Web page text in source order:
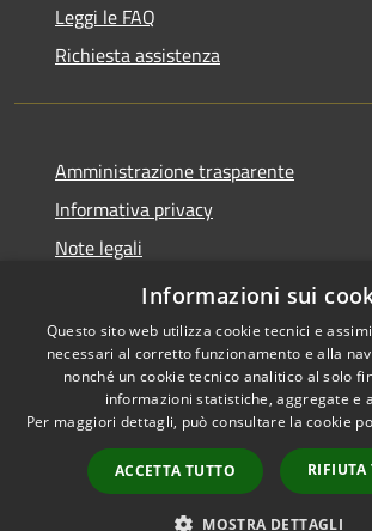
Leggi le FAQ
Richiesta assistenza
Amministrazione trasparente
Informativa privacy
Note legali
Dichiarazione di accessibilità
Accessibilità
Copyright
Celenza
by
Informazioni sui
Questo sito web utilizza cookie tecnici e
necessari al corretto funzionamento e alla
nonché un cookie tecnico analitico al solo
informazioni statistiche, aggregate e
Per maggiori dettagli, può consultare la cookie
ACCETTA TUTTO RIFIUTA
MOSTRA DETTAGLI